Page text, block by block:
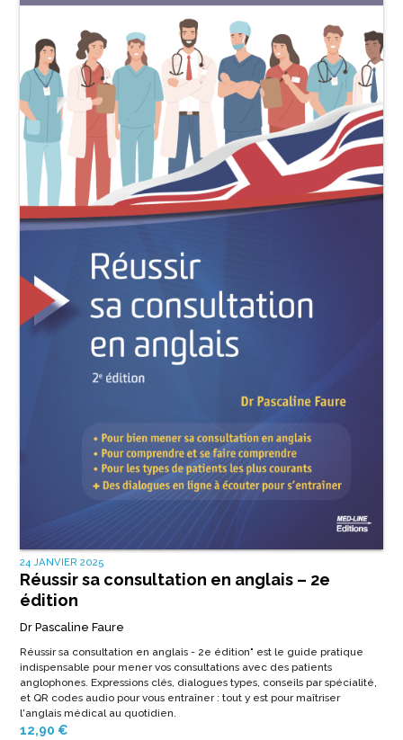
24 JANVIER 2025
Réussir sa consultation en anglais – 2e
édition
Dr Pascaline Faure
Réussir sa consultation en anglais - 2e édition" est le guide pratique
indispensable pour mener vos consultations avec des patients
anglophones. Expressions clés, dialogues types, conseils par spécialité,
et QR codes audio pour vous entraîner : tout y est pour maîtriser
l'anglais médical au quotidien.
12,90 €